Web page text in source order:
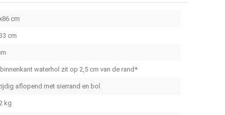
cm
cm
waterhol zit op 2,5 cm van de rand*
aflopend met sierrand en bol
kg